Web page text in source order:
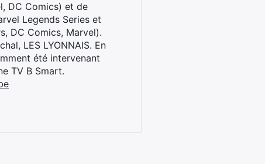
DC Comics) et de
Legends Series et
DC Comics, Marvel).
LES LYONNAIS. En
été intervenant
TV B Smart.